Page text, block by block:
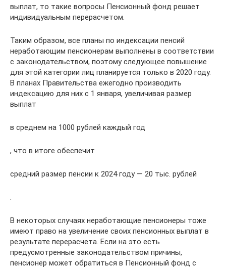
выплат, то такие вопросы Пенсионный фонд решает
индивидуальным перерасчетом.
Таким образом, все планы по индексации пенсий
неработающим пенсионерам выполнены в соответствии
с законодательством, поэтому следующее повышение
для этой категории лиц планируется только в 2020 году.
В планах Правительства ежегодно производить
индексацию для них с 1 января, увеличивая размер
выплат
в среднем на 1000 рублей каждый год
, что в итоге обеспечит
средний размер пенсии к 2024 году — 20 тыс. рублей
.
В некоторых случаях неработающие пенсионеры тоже
имеют право на увеличение своих пенсионных выплат в
результате перерасчета. Если на это есть
предусмотренные законодательством причины,
пенсионер может обратиться в Пенсионный фонд с